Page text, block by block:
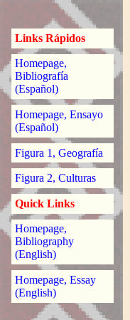
Links Rápidos
Homepage,
Bibliografía
(Español)
Homepage, Ensayo
(Español)
Figura 1, Geografía
Figura 2, Culturas
Quick Links
Homepage,
Bibliography
(English)
Homepage, Essay
(English)